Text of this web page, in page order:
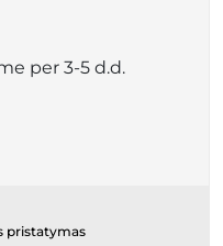
per 3-5 d.d.
pristatymas